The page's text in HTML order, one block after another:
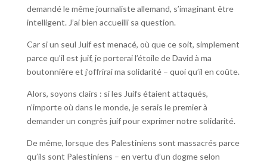
demandé le même journaliste allemand, s’imaginant être
intelligent. J’ai bien accueilli sa question.
Car si un seul Juif est menacé, où que ce soit, simplement
parce qu’il est juif, je porterai l’étoile de David à ma
boutonnière et j’offrirai ma solidarité – quoi qu’il en coûte.
Alors, soyons clairs : si les Juifs étaient attaqués,
n’importe où dans le monde, je serais le premier à
demander un congrès juif pour exprimer notre solidarité.
De même, lorsque des Palestiniens sont massacrés parce
qu’ils sont Palestiniens – en vertu d’un dogme selon